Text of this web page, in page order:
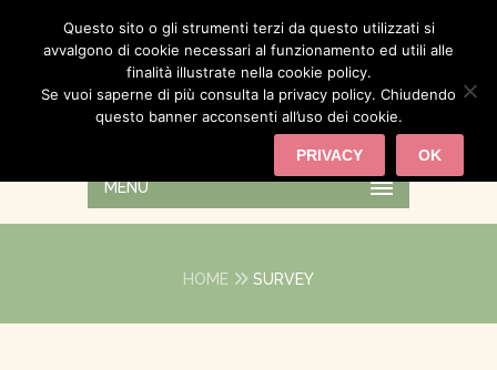
MENU
HOME SURVEY
Questo sito o gli strumenti terzi da questo utilizzati si
avvalgono di cookie necessari al funzionamento ed utili alle
finalità illustrate nella cookie policy.
Se vuoi saperne di più consulta la privacy policy. Chiudendo
questo banner acconsenti all’uso dei cookie.
OK
PRIVACY